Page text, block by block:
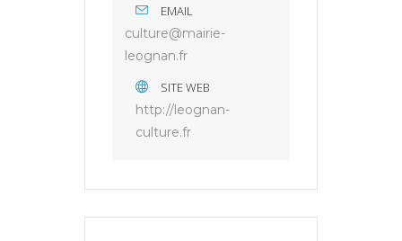
EMAIL
culture@mairie-
leognan.fr
SITE WEB
http://leognan-
culture.fr